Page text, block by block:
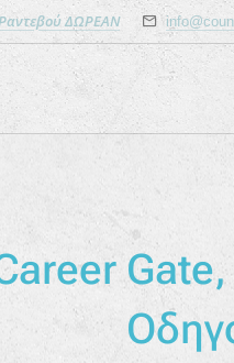
ΔΩΡΕΑΝ